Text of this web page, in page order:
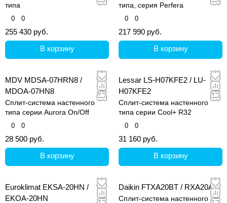
типа
0 0
255 430 руб.
В корзину
типа, серия Perfera
0 0
217 990 руб.
В корзину
MDV MDSA-07HRN8 /
MDOA-07HN8
Сплит-система настенного
типа серии Aurora On/Off
0 0
28 500 руб.
В корзину
Lessar LS-H07KFE2 / LU-
H07KFE2
Сплит-система настенного
типа серии Cool+ R32
0 0
31 160 руб.
В корзину
Euroklimat EKSA-20HN /
EKOA-20HN
Daikin FTXA20BT / RXA20A
Сплит-система настенного